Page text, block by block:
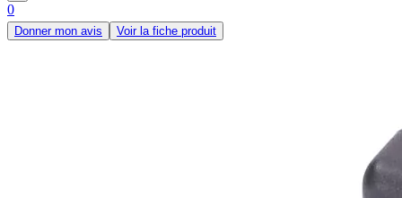
0
Donner mon avis Voir la fiche produit